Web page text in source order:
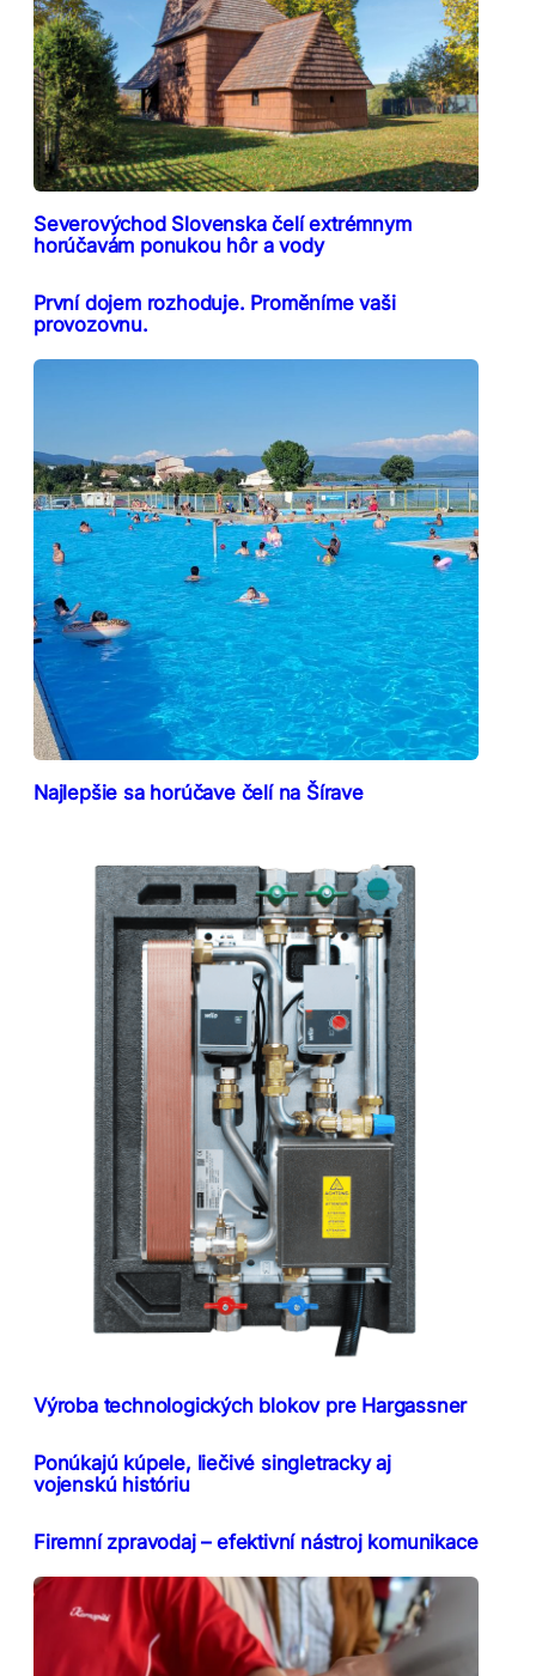
Severovýchod Slovenska čelí extrémnym
horúčavám ponukou hôr a vody
První dojem rozhoduje. Proměníme vaši
provozovnu.
Najlepšie sa horúčave čelí na Šírave
Výroba technologických blokov pre Hargassner
Ponúkajú kúpele, liečivé singletracky aj
vojenskú históriu
Firemní zpravodaj – efektivní nástroj komunikace